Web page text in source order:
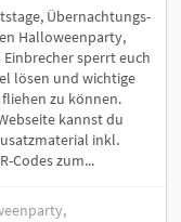
Übernachtungs-
Halloweenparty,
sperrt euch
lösen und wichtige
zu können.
kannst du
inkl.
Codes zum...